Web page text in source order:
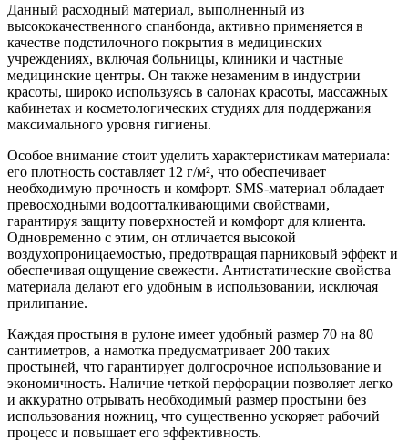
Данный расходный материал, выполненный из
высококачественного спанбонда, активно применяется в
качестве подстилочного покрытия в медицинских
учреждениях, включая больницы, клиники и частные
медицинские центры. Он также незаменим в индустрии
красоты, широко используясь в салонах красоты, массажных
кабинетах и косметологических студиях для поддержания
максимального уровня гигиены.
Особое внимание стоит уделить характеристикам материала:
его плотность составляет 12 г/м², что обеспечивает
необходимую прочность и комфорт. SMS-материал обладает
превосходными водоотталкивающими свойствами,
гарантируя защиту поверхностей и комфорт для клиента.
Одновременно с этим, он отличается высокой
воздухопроницаемостью, предотвращая парниковый эффект и
обеспечивая ощущение свежести. Антистатические свойства
материала делают его удобным в использовании, исключая
прилипание.
Каждая простыня в рулоне имеет удобный размер 70 на 80
сантиметров, а намотка предусматривает 200 таких
простыней, что гарантирует долгосрочное использование и
экономичность. Наличие четкой перфорации позволяет легко
и аккуратно отрывать необходимый размер простыни без
использования ножниц, что существенно ускоряет рабочий
процесс и повышает его эффективность.